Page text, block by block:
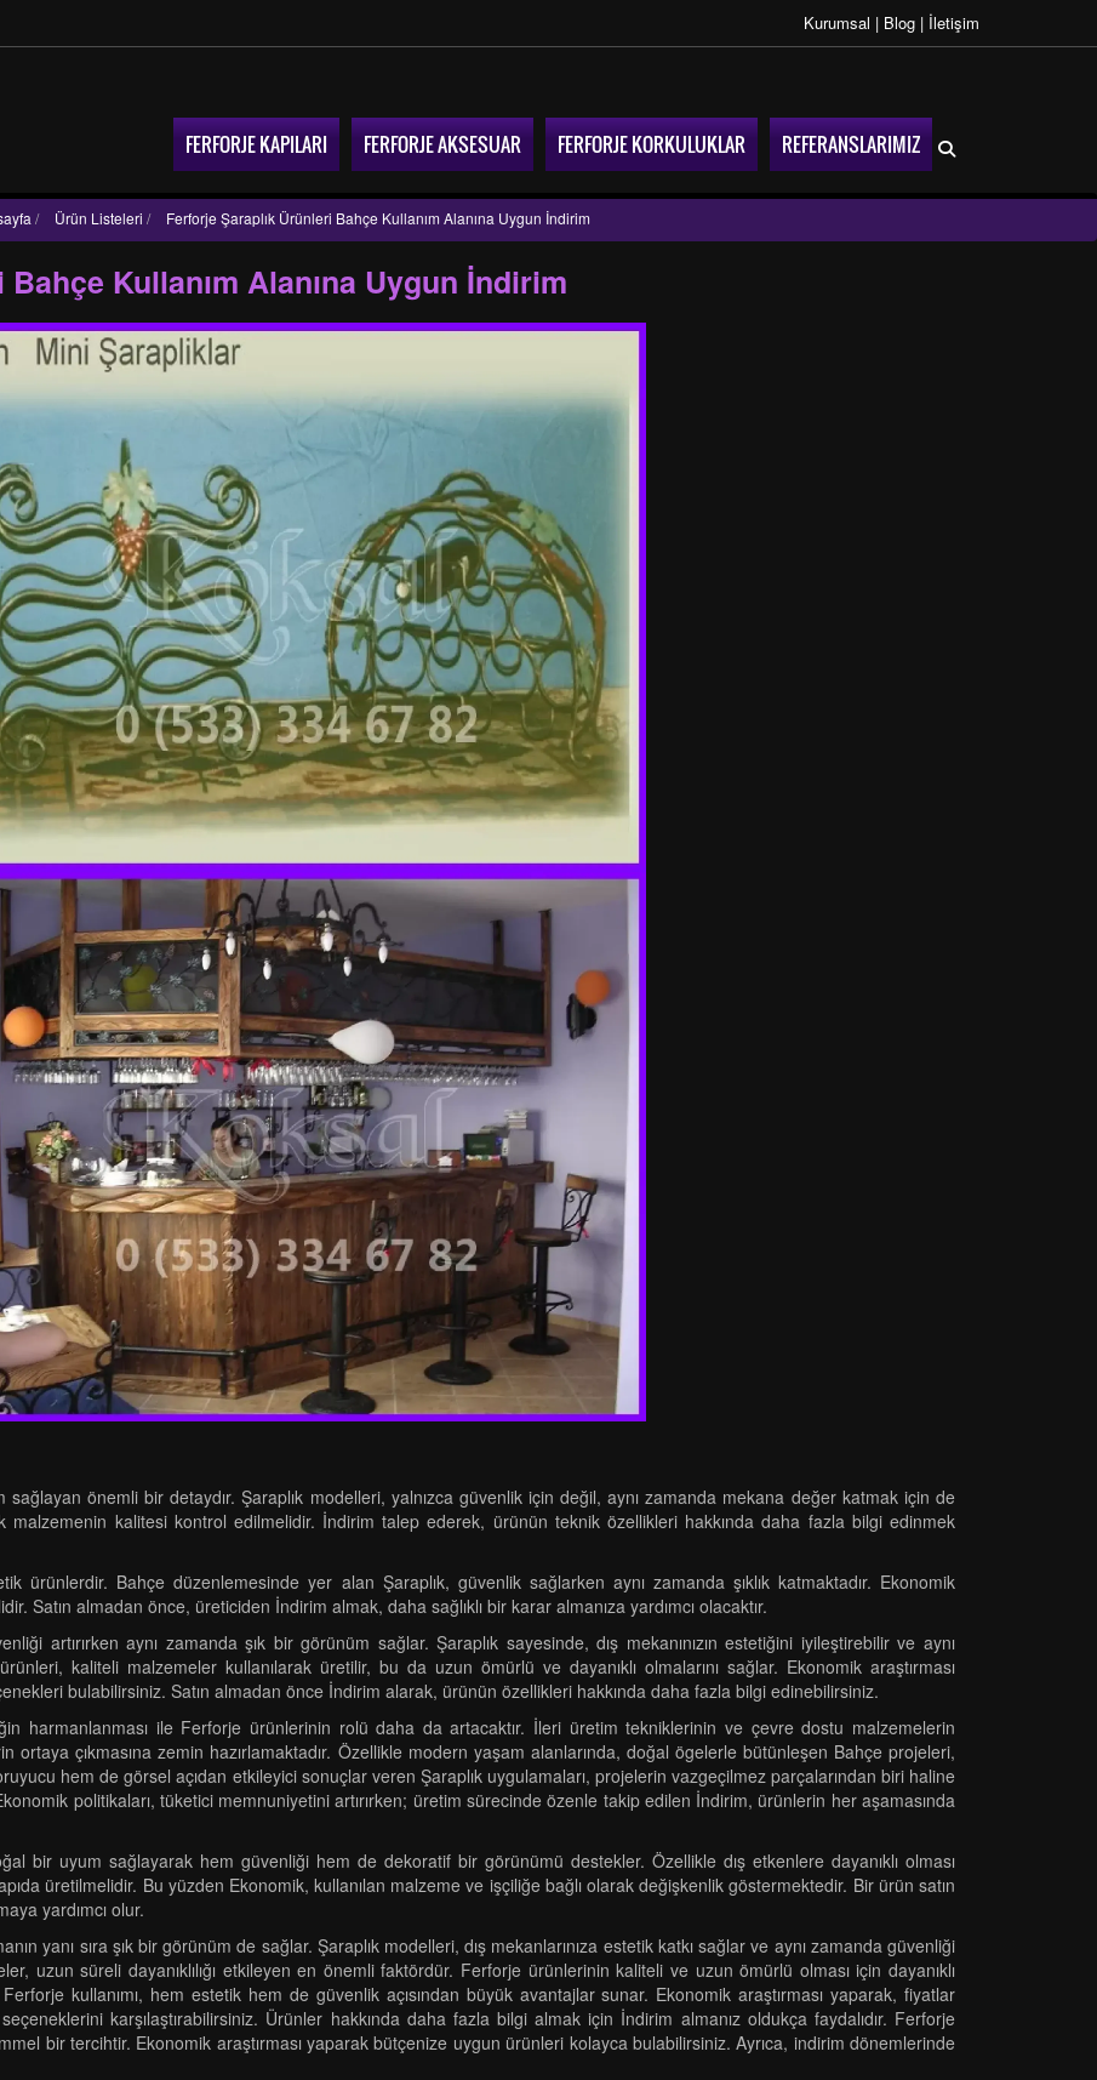
Kurumsal | Blog | İletişim
FERFORJE KAPILARI FERFORJE AKSESUAR FERFORJE KORKULUKLAR REFERANSLARIMIZ
/ Ürün Listeleri / Ferforje Şaraplık Ürünleri Bahçe Kullanım Alanına Uygun İndirim
Kullanım Alanına Uygun İndirim
sağlayan önemli bir detaydır. Şaraplık modelleri, yalnızca güvenlik için değil, aynı zamanda mekana değer katmak için de
malzemenin kalitesi kontrol edilmelidir. İndirim talep ederek, ürünün teknik özellikleri hakkında daha fazla bilgi edinmek
ürünlerdir. Bahçe düzenlemesinde yer alan Şaraplık, güvenlik sağlarken aynı zamanda şıklık katmaktadır. Ekonomik
Satın almadan önce, üreticiden İndirim almak, daha sağlıklı bir karar almanıza yardımcı olacaktır.
artırırken aynı zamanda şık bir görünüm sağlar. Şaraplık sayesinde, dış mekanınızın estetiğini iyileştirebilir ve aynı
kaliteli malzemeler kullanılarak üretilir, bu da uzun ömürlü ve dayanıklı olmalarını sağlar. Ekonomik araştırması
bulabilirsiniz. Satın almadan önce İndirim alarak, ürünün özellikleri hakkında daha fazla bilgi edinebilirsiniz.
harmanlanması ile Ferforje ürünlerinin rolü daha da artacaktır. İleri üretim tekniklerinin ve çevre dostu malzemelerin
ortaya çıkmasına zemin hazırlamaktadır. Özellikle modern yaşam alanlarında, doğal ögelerle bütünleşen Bahçe projeleri,
hem de görsel açıdan etkileyici sonuçlar veren Şaraplık uygulamaları, projelerin vazgeçilmez parçalarından biri haline
politikaları, tüketici memnuniyetini artırırken; üretim sürecinde özenle takip edilen İndirim, ürünlerin her aşamasında
bir uyum sağlayarak hem güvenliği hem de dekoratif bir görünümü destekler. Özellikle dış etkenlere dayanıklı olması
üretilmelidir. Bu yüzden Ekonomik, kullanılan malzeme ve işçiliğe bağlı olarak değişkenlik göstermektedir. Bir ürün satın
yardımcı olur.
yanı sıra şık bir görünüm de sağlar. Şaraplık modelleri, dış mekanlarınıza estetik katkı sağlar ve aynı zamanda güvenliği
uzun süreli dayanıklılığı etkileyen en önemli faktördür. Ferforje ürünlerinin kaliteli ve uzun ömürlü olması için dayanıklı
kullanımı, hem estetik hem de güvenlik açısından büyük avantajlar sunar. Ekonomik araştırması yaparak, fiyatlar
karşılaştırabilirsiniz. Ürünler hakkında daha fazla bilgi almak için İndirim almanız oldukça faydalıdır. Ferforje
bir tercihtir. Ekonomik araştırması yaparak bütçenize uygun ürünleri kolayca bulabilirsiniz. Ayrıca, indirim dönemlerinde